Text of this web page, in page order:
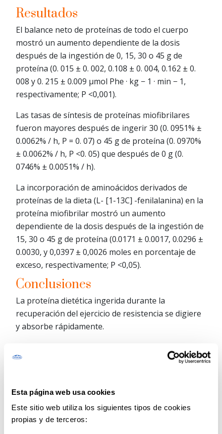
Esta página web usa cookies
Este sitio web utiliza los siguientes tipos de cookies
propias y de terceros:
Resultados
El balance neto de proteínas de todo el cuerpo
mostró un aumento dependiente de la dosis
después de la ingestión de 0, 15, 30 o 45 g de
proteína (0. 015 ± 0. 002, 0.108 ± 0. 004, 0.162 ± 0.
008 y 0. 215 ± 0.009 μmol Phe · kg − 1 · min − 1,
respectivamente; P <0,001).
Las tasas de síntesis de proteínas miofibrilares
fueron mayores después de ingerir 30 (0. 0951% ±
0.0062% / h, P = 0. 07) o 45 g de proteína (0. 0970%
± 0.0062% / h, P <0. 05) que después de 0 g (0.
0746% ± 0.0051% / h).
La incorporación de aminoácidos derivados de
proteínas de la dieta (L- [1-13C] -fenilalanina) en la
proteína miofibrilar mostró un aumento
dependiente de la dosis después de la ingestión de
15, 30 o 45 g de proteína (0.0171 ± 0.0017, 0.0296 ±
0.0030, y 0,0397 ± 0,0026 moles en porcentaje de
exceso, respectivamente; P <0,05).
Conclusiones
La proteína dietética ingerida durante la
recuperación del ejercicio de resistencia se digiere
y absorbe rápidamente.
incorporación de aminoácidos de dieta en
Ingestiones ≥30 g de proteína aumenta las tasas
de síntesis de proteínas miofibrilares después del